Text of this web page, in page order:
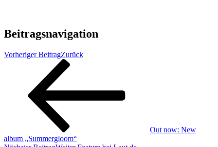
Beitragsnavigation
Vorheriger BeitragZurück
Out now: New
album „Summergloom“